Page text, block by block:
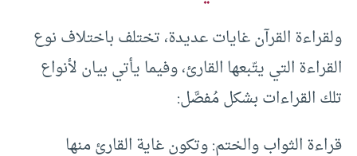
ولقراءة القرآن غايات عديدة، تختلف باختلاف نوع
القراءة التي يتّبعها القارئ، وفيما يأتي بيان لأنواع
تلك القراءات بشكل مُفصَّل:
قراءة الثواب والختم: وتكون غاية القارئ منها